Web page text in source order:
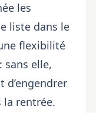
les
liste dans le
flexibilité
sans elle,
d’engendrer
la rentrée.